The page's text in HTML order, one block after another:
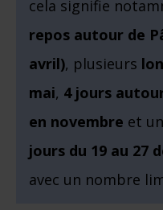
cela signifie
repos autour de
avril), plusieurs
mai, 4 jours
en novembre et
jours du 19 au 27
avec un nombre